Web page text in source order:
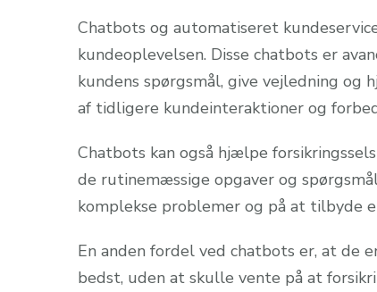
Chatbots og automatiseret
kundeoplevelsen. Disse chatbots er
kundens spørgsmål, give vejledning
af tidligere kundeinteraktioner og
Chatbots kan også hjælpe
de rutinemæssige opgaver og
komplekse problemer og på at tilbyde
En anden fordel ved chatbots er, at
bedst, uden at skulle vente på at